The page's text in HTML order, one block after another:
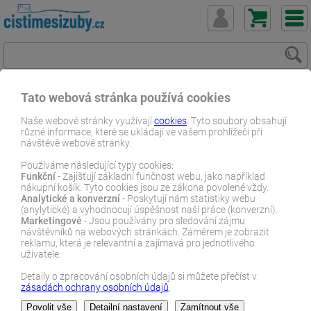
Tato webová stránka používá cookies
Naše webové stránky využívajícookies . Tyto soubory obsahují
různé informace, které se ukládají ve vašem prohlížeči při
návštěvě webové stránky.
Používáme následující typy cookies:
Funkční- Zajišťují základní funčnost webu, jako například
nákupní košík. Tyto cookies jsou ze zákona povolené vždy.
Analytické a konverzní- Poskytují nám statistiky webu
(anylytické) a vyhodnocují úspěšnost naší práce (konverzní).
Marketingové - Jsou používány pro sledování zájmu
návštěvníků na webových stránkách. Záměrem je zobrazit
reklamu, která je relevantní a zajímavá pro jednotlivého
uživatele.
Detaily o zpracování osobních údajů si můžete přečíst v
zásadách ochrany osobních údajů
ČistímeSiZuby.cz E-shop Dentální zboží
Dětské produkty
GC MI Paste plus
E-SHOP
GC MI Paste plus
Pravidelným používání zubního gelu GC MI Paste Plus obnoovíte
přirozenou minerální rovnováhu v ústech, posílíte zubní sklovinu a
snížíte kazivost. Vnitřní část zubu, pulpa, se vyvíjí až do 18 roku.
Sklovina u mléčných zubů je méně mineralizovaná a také tenčí a
tudíž více náchylná k zubnímu kazu. Sklovina u stálého chrupu,
Zobrazit více…